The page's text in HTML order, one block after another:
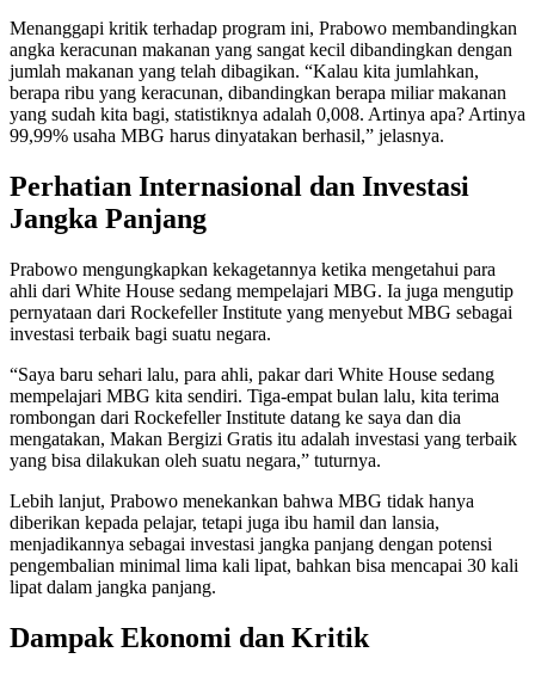
Menanggapi kritik terhadap program ini, Prabowo membandingkan
angka keracunan makanan yang sangat kecil dibandingkan dengan
jumlah makanan yang telah dibagikan. “Kalau kita jumlahkan,
berapa ribu yang keracunan, dibandingkan berapa miliar makanan
yang sudah kita bagi, statistiknya adalah 0,008. Artinya apa? Artinya
99,99% usaha MBG harus dinyatakan berhasil,” jelasnya.
Perhatian Internasional dan Investasi
Jangka Panjang
Prabowo mengungkapkan kekagetannya ketika mengetahui para
ahli dari White House sedang mempelajari MBG. Ia juga mengutip
pernyataan dari Rockefeller Institute yang menyebut MBG sebagai
investasi terbaik bagi suatu negara.
“Saya baru sehari lalu, para ahli, pakar dari White House sedang
mempelajari MBG kita sendiri. Tiga-empat bulan lalu, kita terima
rombongan dari Rockefeller Institute datang ke saya dan dia
mengatakan, Makan Bergizi Gratis itu adalah investasi yang terbaik
yang bisa dilakukan oleh suatu negara,” tuturnya.
Lebih lanjut, Prabowo menekankan bahwa MBG tidak hanya
diberikan kepada pelajar, tetapi juga ibu hamil dan lansia,
menjadikannya sebagai investasi jangka panjang dengan potensi
pengembalian minimal lima kali lipat, bahkan bisa mencapai 30 kali
lipat dalam jangka panjang.
Dampak Ekonomi dan Kritik